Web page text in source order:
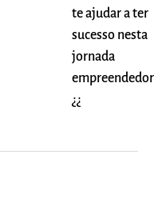
te ajudar a ter
sucesso nesta
jornada
¿¿